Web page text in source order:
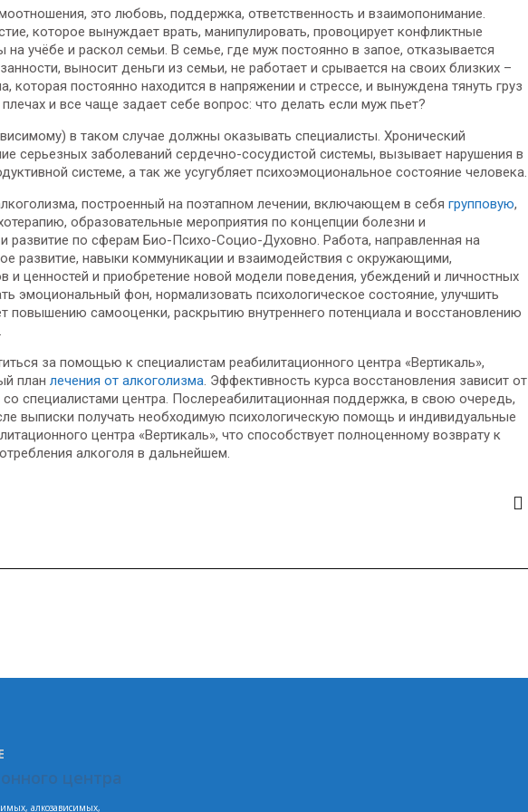
это любовь, поддержка, ответственность и взаимопонимание.
которое вынуждает врать, манипулировать, провоцирует конфликтные
на учёбе и раскол семьи. В семье, где муж постоянно в запое, отказывается
выносит деньги из семьи, не работает и срывается на своих близких –
которая постоянно находится в напряжении и стрессе, и вынуждена тянуть груз
и все чаще задает себе вопрос: что делать если муж пьет?
в таком случае должны оказывать специалисты. Хронический
серьезных заболеваний сердечно-сосудистой системы, вызывает нарушения в
системе, а так же усугубляет психоэмоциональное состояние человека.
построенный на поэтапном лечении, включающем в себя групповую,
образовательные мероприятия по концепции болезни и
развитие по сферам Био-Психо-Социо-Духовно. Работа, направленная на
развитие, навыки коммуникации и взаимодействия с окружающими,
и ценностей и приобретение новой модели поведения, убеждений и личностных
эмоциональный фон, нормализовать психологическое состояние, улучшить
повышению самооценки, раскрытию внутреннего потенциала и восстановлению
за помощью к специалистам реабилитационного центра «Вертикаль»,
план лечения от алкоголизма. Эффективность курса восстановления зависит от
специалистами центра. Послереабилитационная поддержка, в свою очередь,
выписки получать необходимую психологическую помощь и индивидуальные
центра «Вертикаль», что способствует полноценному возврату к
алкоголя в дальнейшем.
центра
алкозависимых,